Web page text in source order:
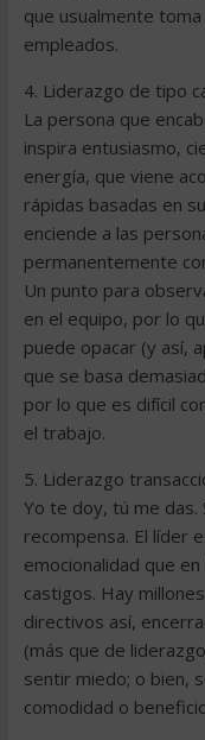
que usualmente
empleados.
4. Liderazgo de tipo
La persona que
inspira entusiasmo,
energía, que viene
rápidas basadas en
enciende a las
permanentemente
Un punto para
en el equipo, por lo
puede opacar (y así,
que se basa
por lo que es difícil
el trabajo.
5. Liderazgo
Yo te doy, tú me das.
recompensa. El líder
emocionalidad que
castigos. Hay
directivos así,
(más que de
sentir miedo; o bien,
comodidad o